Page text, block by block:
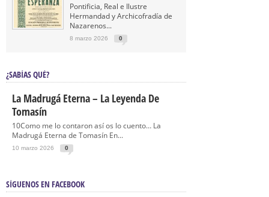
Pontificia, Real e Ilustre
Hermandad y Archicofradía de
Nazarenos...
8 marzo 2026 0
¿SABÍAS QUÉ?
La Madrugá Eterna – La Leyenda De
Tomasín
10Como me lo contaron así os lo cuento… La
Madrugá Eterna de Tomasín En...
10 marzo 2026 0
SÍGUENOS EN FACEBOOK